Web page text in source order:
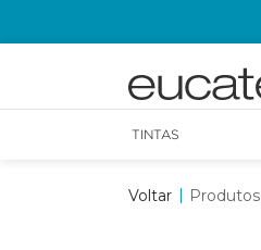
TINTAS
Produtos